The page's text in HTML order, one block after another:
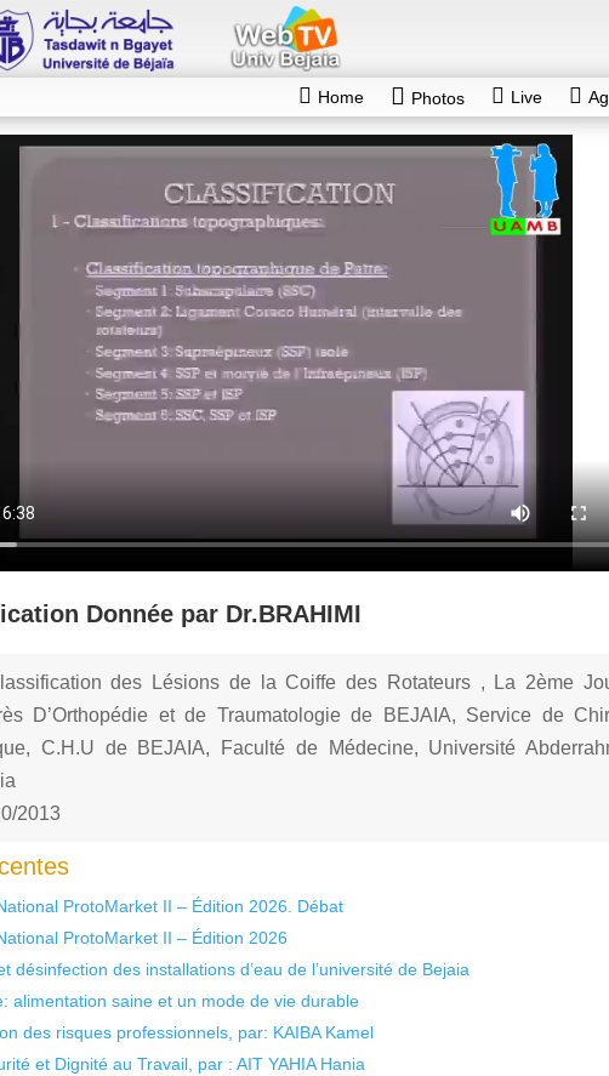
Home Photos Live
Donnée par Dr.BRAHIMI
des Lésions de la Coiffe des Rotateurs , La 2ème
D’Orthopédie et de Traumatologie de BEJAIA, Service de
C.H.U de BEJAIA, Faculté de Médecine, Université
2013
ProtoMarket II – Édition 2026. Débat
ProtoMarket II – Édition 2026
désinfection des installations d’eau de l’université de Bejaia
alimentation saine et un mode de vie durable
des risques professionnels, par: KAIBA Kamel
et Dignité au Travail, par : AIT YAHIA Hania